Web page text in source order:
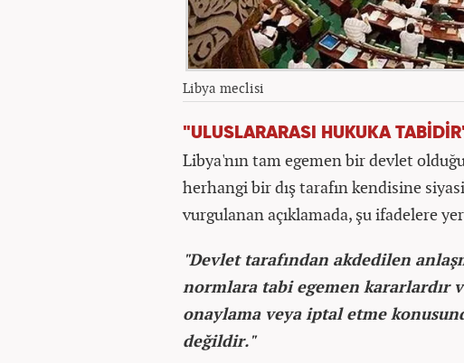
Libya meclisi
"ULUSLARARASI HUKUKA
Libya'nın tam egemen bir devlet
herhangi bir dış tarafın kendisine
vurgulanan açıklamada, şu ifadelere
"Devlet tarafından akdedilen
normlara tabi egemen kararlardır
onaylama veya iptal etme
değildir."